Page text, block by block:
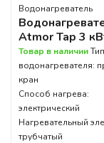
Водонагреватель
Atmor Tap 3
Товар в наличииТип
водонагревателя:
кран
Способ нагрева:
электрический
Нагревательный
трубчатый